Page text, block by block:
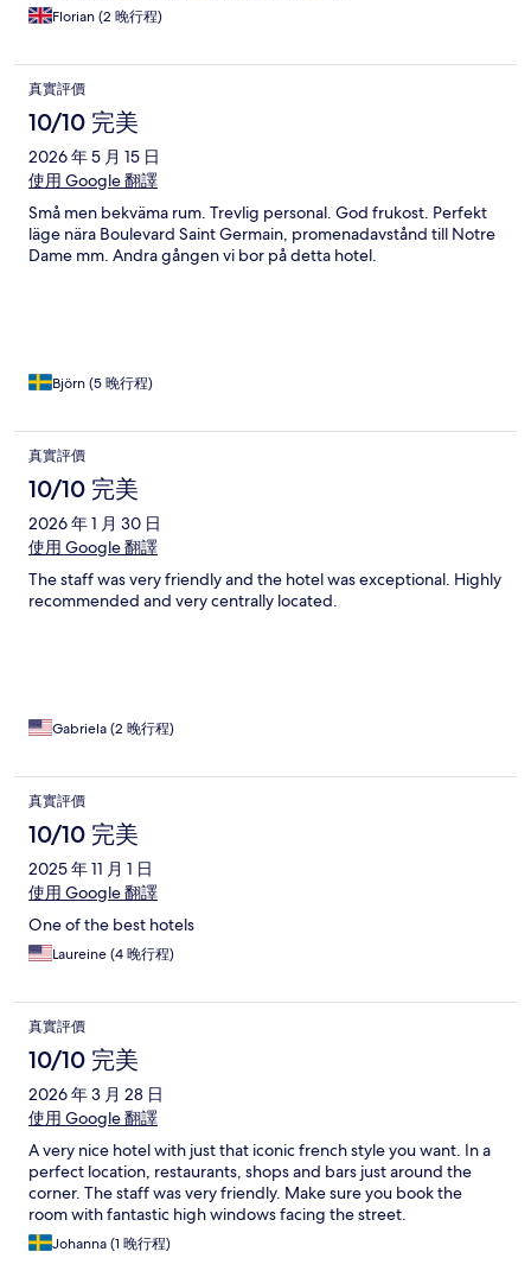
Florian (2 晚行程)
真實評價
10/10 完美
2026 年 5 月 15 日
使用 Google 翻譯
Små men bekväma rum. Trevlig personal. God frukost. Perfekt
läge nära Boulevard Saint Germain, promenadavstånd till Notre
Dame mm. Andra gången vi bor på detta hotel.
Björn (5 晚行程)
真實評價
10/10 完美
2026 年 1 月 30 日
使用 Google 翻譯
The staff was very friendly and the hotel was exceptional. Highly
recommended and very centrally located.
Gabriela (2 晚行程)
真實評價
10/10 完美
2025 年 11 月 1 日
使用 Google 翻譯
One of the best hotels
Laureine (4 晚行程)
真實評價
10/10 完美
2026 年 3 月 28 日
使用 Google 翻譯
A very nice hotel with just that iconic french style you want. In a
perfect location, restaurants, shops and bars just around the
corner. The staff was very friendly. Make sure you book the
room with fantastic high windows facing the street.
Johanna (1 晚行程)